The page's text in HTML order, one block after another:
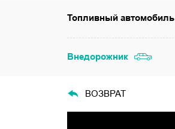
Топливный автомобиль
Внедорожник
ВОЗВРАТ